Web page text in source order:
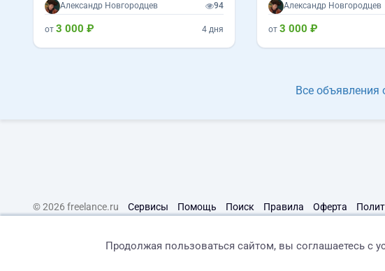
Александр Новгородцев 94
от 3 000 ₽ 4 дня
Александр Новгородцев
от 3 000 ₽
Все объявления
© 2026 freelance.ru Сервисы Помощь Поиск Правила Оферта
Продолжая пользоваться сайтом, вы соглашаетесь с